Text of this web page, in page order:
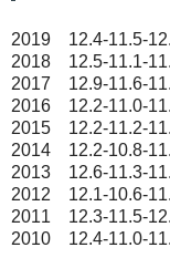
2019 12.4-11.5-
2018 12.5-11.1-
2017 12.9-11.6-
2016 12.2-11.0-
2015 12.2-11.2-
2014 12.2-10.8-
2013 12.6-11.3-
2012 12.1-10.6-
2011 12.3-11.5-
2010 12.4-11.0-